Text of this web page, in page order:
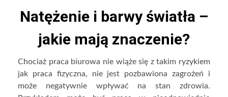
Natężenie i barwy światła –
jakie mają znaczenie?
Chociaż praca biurowa nie wiąże się z takim ryzykiem
jak praca fizyczna, nie jest pozbawiona zagrożeń i
może negatywnie wpływać na stan zdrowia.